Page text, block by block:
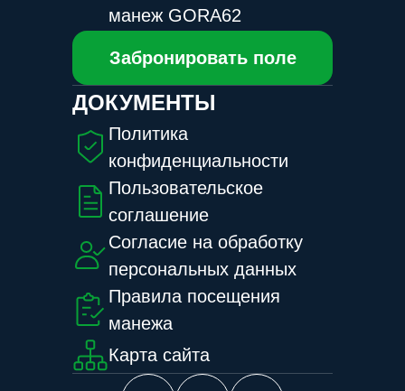
манеж GORA62
Забронировать поле
ДОКУМЕНТЫ
Политика
конфиденциальности
Пользовательское
соглашение
Согласие на обработку
персональных данных
Правила посещения
манежа
Карта сайта